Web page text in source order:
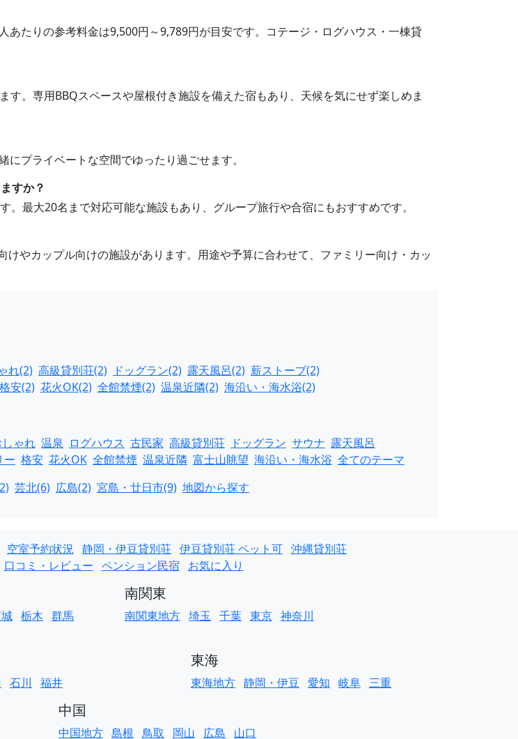
たりの参考料金は9,500円～9,789円が目安です。コテージ・ログハウス・一棟貸
。専用BBQスペースや屋根付き施設を備えた宿もあり、天候を気にせず楽しめま
プライベートな空間でゆったり過ごせます。
すか？
最大20名まで対応可能な施設もあり、グループ旅行や合宿にもおすすめです。
やカップル向けの施設があります。用途や予算に合わせて、ファミリー向け・カッ
れ(2) 高級貸別荘(2) ドッグラン(2) 露天風呂(2) 薪ストーブ(2)
格安(2) 花火OK(2) 全館禁煙(2) 温泉近隣(2) 海沿い・海水浴(2)
ゃれ 温泉 ログハウス 古民家 高級貸別荘 ドッグラン サウナ 露天風呂
ー 格安 花火OK 全館禁煙 温泉近隣 富士山眺望 海沿い・海水浴 全てのテーマ
芸北(6) 広島(2) 宮島・廿日市(9) 地図から探す
空室予約状況 静岡・伊豆貸別荘 伊豆貸別荘 ペット可 沖縄貸別荘
口コミ・レビュー ペンション民宿 お気に入り
栃木 群馬
南関東
南関東地方 埼玉 千葉 東京 神奈川
石川 福井
東海
東海地方 静岡・伊豆 愛知 岐阜 三重
中国
中国地方 島根 鳥取 岡山 広島 山口